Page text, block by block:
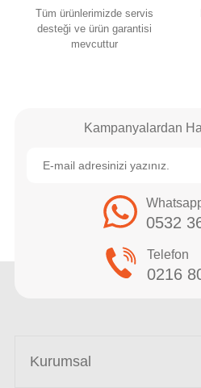
Tüm ürünlerimizde servis
desteği ve ürün garantisi
mevcuttur
Kampanyalardan
0532
Telefon
0216
Kurumsal